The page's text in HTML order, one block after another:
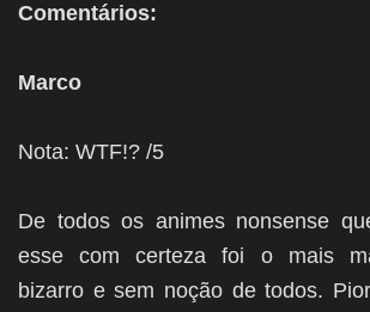
Comentários:
Marco
Nota: WTF!? /5
De todos os animes nonsense
esse com certeza foi o mais
bizarro e sem noção de todos.